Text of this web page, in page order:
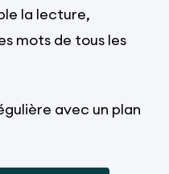
la lecture,
mots de tous les
avec un plan